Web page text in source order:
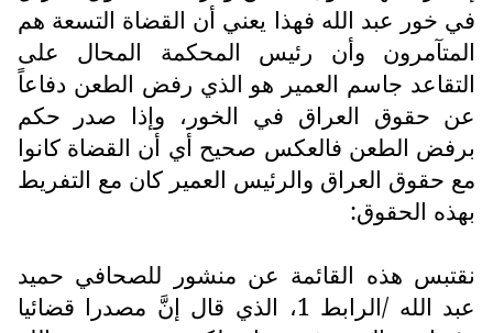
في خور عبد الله فهذا يعني أن القضاة التسعة هم
المتآمرون وأن رئيس المحكمة المحال على
التقاعد جاسم العمير هو الذي رفض الطعن دفاعاً
عن حقوق العراق في الخور، وإذا صدر حكم
برفض الطعن فالعكس صحيح أي أن القضاة كانوا
مع حقوق العراق والرئيس العمير كان مع التفريط
بهذه الحقوق:
نقتبس هذه القائمة عن منشور للصحافي حميد
عبد الله /الرابط 1، الذي قال إنَّ مصدرا قضائيا